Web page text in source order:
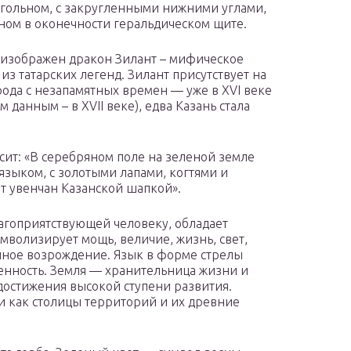
с закругленными нижними углами,
в оконечности геральдическом щите.
дракон Зилант – мифическое
татарских легенд. Зилант присутствует на
с незапамятных времен — уже в XVI веке
данным – в XVII веке), едва Казань стала
«В серебряном поле на зеленой земле
с золотыми лапами, когтями и
увенчан Казанской шапкой».
человеку, обладает
мощь, величие, жизнь, свет,
возрождение. Язык в форме стрелы
Земля — хранительница жизни и
высокой ступени развития.
как столицы территорий и их древние